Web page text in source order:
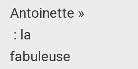
Antoinette »
: la
fabuleuse